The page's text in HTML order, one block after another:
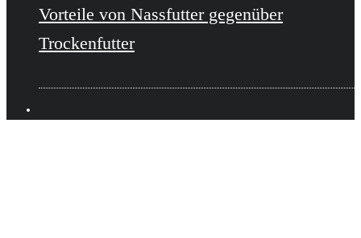
Vorteile von Nassfutter gegenüber
Trockenfutter